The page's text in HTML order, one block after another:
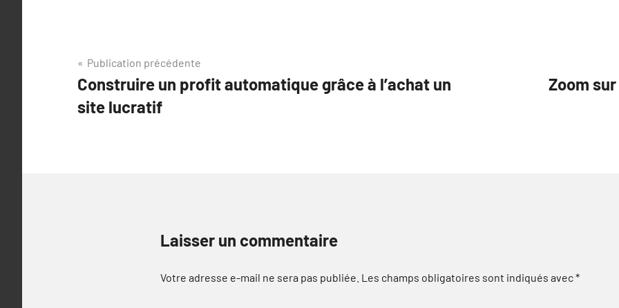
Navigation
de
l’article
Publication précédente
Construire un profit automatique grâce à l’achat un
site lucratif
Zoom
Laisser un commentaire
Votre adresse e-mail ne sera pas publiée. Les champs obligatoires sont indiqués avec*